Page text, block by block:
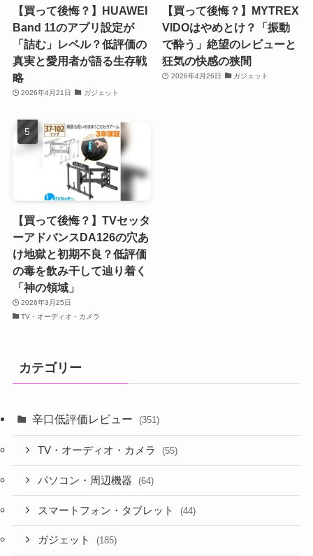
【買って後悔？】HUAWEI
Band 11のアプリ設定が
「詰む」レベル？低評価の
真実と愛用者が語る生存戦
略
2026年4月21日 ガジェット
【買って後悔？】MYTREX
VIDOはやめとけ？「振動
で酔う」絶望のレビューと
狂気の快感の狭間
2026年4月26日 ガジェット
【買って後悔？】TVセッタ
ーアドバンスDA126の穴あ
け地獄と初期不良？低評価
の毒を飲み干して辿り着く
「神の領域」
2026年3月25日
TV・オーディオ・カメラ
カテゴリー
辛口低評価レビュー (351)
TV・オーディオ・カメラ (55)
パソコン・周辺機器 (64)
スマートフォン・タブレット (44)
ガジェット (185)